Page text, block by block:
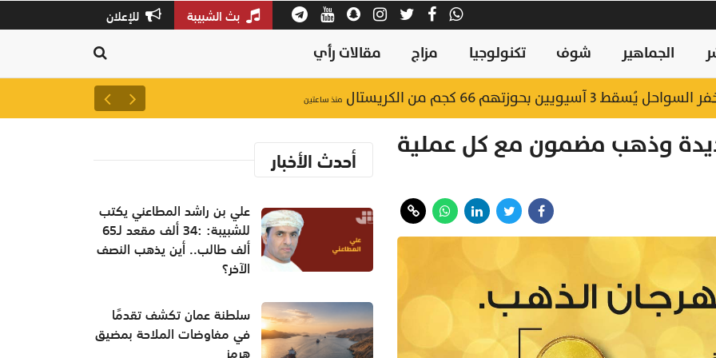
بث الشبيبة للإعلان
الجماهير شوف تكنولوجيا مزاج مقالات رأي
بحوزتهم 66 كجم من الكريستال منذ ساعتين سلطنة عمان تكشف تقدمًا
6 طرازات جديدة وذهب مضمون مع كل عملية أحدث الأخبار
علي بن راشد المطاعني يكتب
للشبيبة: :34 ألف مقعد لـ65
ألف طالب.. أين يذهب النصف
الآخر؟
سلطنة عمان تكشف تقدمًا
في مفاوضات الملاحة بمضيق